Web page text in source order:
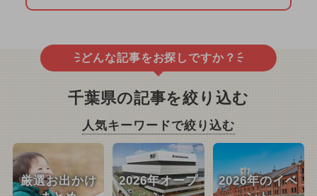
どんな記事をお探しですか？
千葉県の記事を絞り込む
人気キーワードで絞り込む
厳選お出かけ
2026年オープ
2026年のイベ